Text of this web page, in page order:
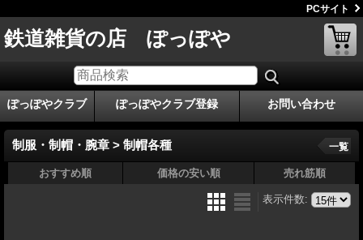
PCサイト
鉄道雑貨の店 ぽっぽや
ぽっぽやクラブ ぽっぽやクラブ登録 お問い合わせ
制服・制帽・腕章 > 制帽各種 一覧
おすすめ順 価格の安い順 売れ筋順
表示件数: